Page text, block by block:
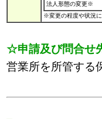
法人形態の変更※
※変更の程度や状況
☆申請及び問合せ
営業所を所管する